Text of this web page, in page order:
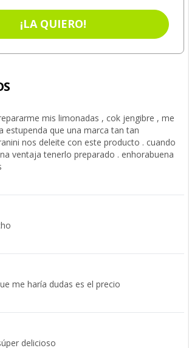
¡LA QUIERO!
mis limonadas , cok jengibre , me
estupenda que una marca tan tan
nos deleite con este producto . cuando
ventaja tenerlo preparado . enhorabuena
me haría dudas es el precio
delicioso